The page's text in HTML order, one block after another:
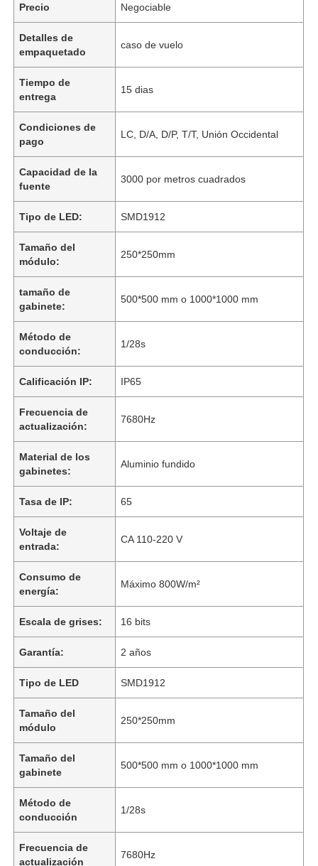
En casa.
Productos
Precio Negociable
Detalles de
empaquetado
caso de vuelo
Tiempo de
entrega
15 dias
Condiciones de
pago
LC, D/A, D/P, T/T, Unión Occidental
Capacidad de la
fuente
3000 por metros cuadrados
Tipo de LED: SMD1912
Tamaño del
módulo:
250*250mm
tamaño de
gabinete:
500*500 mm o 1000*1000 mm
Método de
conducción:
1/28s
Calificación IP: IP65
Frecuencia de
actualización:
7680Hz
Material de los
gabinetes:
Aluminio fundido
Tasa de IP: 65
Voltaje de
entrada:
CA 110-220 V
Consumo de
energía:
Máximo 800W/m²
Escala de grises: 16 bits
Garantía: 2 años
Tipo de LED SMD1912
Tamaño del
módulo
250*250mm
Tamaño del
gabinete
500*500 mm o 1000*1000 mm
Método de
conducción
1/28s
Frecuencia de
actualización
7680Hz